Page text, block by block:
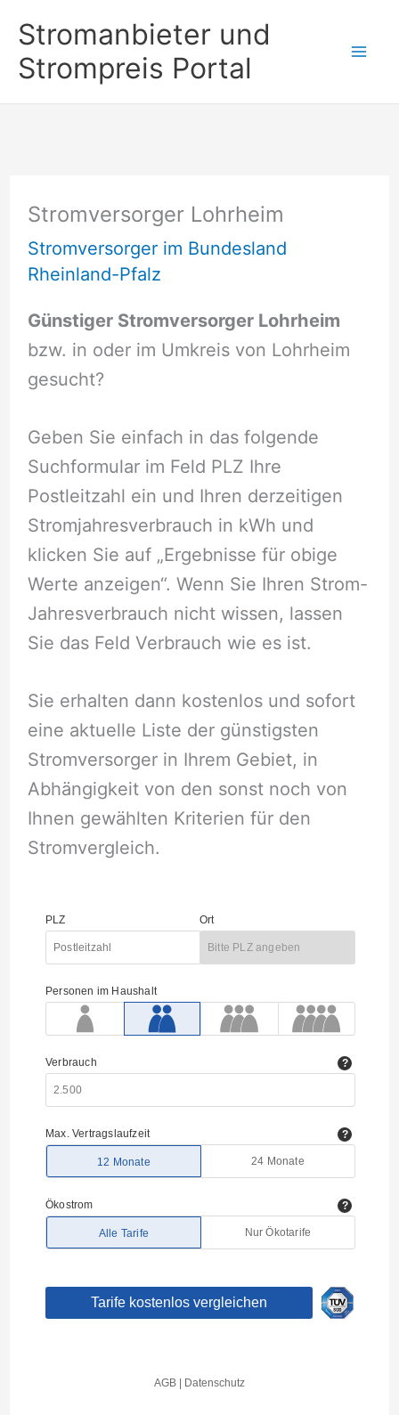
Inhalt
springen
Stromanbieter und
Strompreis Portal
Stromversorger Lohrheim
Stromversorger im Bundesland
Rheinland-Pfalz
Günstiger Stromversorger Lohrheim
bzw. in oder im Umkreis von Lohrheim
gesucht?
Geben Sie einfach in das folgende
Suchformular im Feld PLZ Ihre
Postleitzahl ein und Ihren derzeitigen
Stromjahresverbrauch in kWh und
klicken Sie auf „Ergebnisse für obige
Werte anzeigen“. Wenn Sie Ihren Strom-
Jahresverbrauch nicht wissen, lassen
Sie das Feld Verbrauch wie es ist.
Sie erhalten dann kostenlos und sofort
eine aktuelle Liste der günstigsten
Stromversorger in Ihrem Gebiet, in
Abhängigkeit von den sonst noch von
Ihnen gewählten Kriterien für den
Stromvergleich.